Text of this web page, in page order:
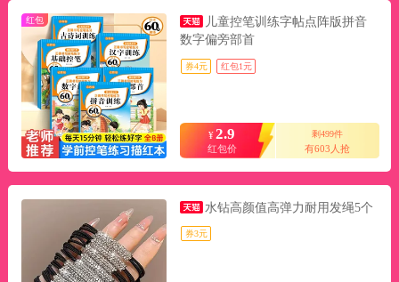
红包
儿童控笔训练字帖点阵版拼音
数字偏旁部首
券4元 红包1元
¥2.9
红包价
剩499件
有603人抢
水钻高颜值高弹力耐用发绳5个
券3元